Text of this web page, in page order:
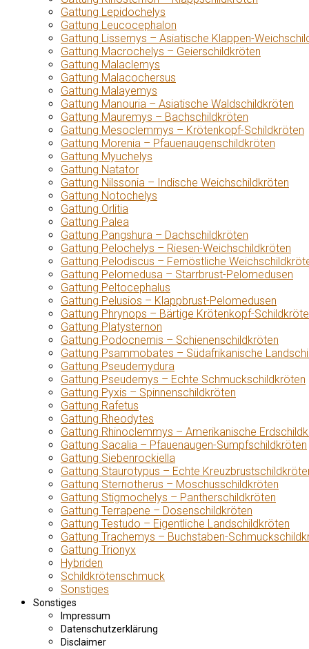
Gattung Lepidochelys
Gattung Leucocephalon
Gattung Lissemys – Asiatische Klappen-
Gattung Macrochelys – Geierschildkröten
Gattung Malaclemys
Gattung Malacochersus
Gattung Malayemys
Gattung Manouria – Asiatische Waldschildkröten
Gattung Mauremys – Bachschildkröten
Gattung Mesoclemmys – Krötenkopf-Schildkröten
Gattung Morenia – Pfauenaugenschildkröten
Gattung Myuchelys
Gattung Natator
Gattung Nilssonia – Indische Weichschildkröten
Gattung Notochelys
Gattung Orlitia
Gattung Palea
Gattung Pangshura – Dachschildkröten
Gattung Pelochelys – Riesen-Weichschildkröten
Gattung Pelodiscus – Fernöstliche
Gattung Pelomedusa – Starrbrust-Pelomedusen
Gattung Peltocephalus
Gattung Pelusios – Klappbrust-Pelomedusen
Gattung Phrynops – Bärtige Krötenkopf-
Gattung Platysternon
Gattung Podocnemis – Schienenschildkröten
Gattung Psammobates – Südafrikanische
Gattung Pseudemydura
Gattung Pseudemys – Echte Schmuckschildkröten
Gattung Pyxis – Spinnenschildkröten
Gattung Rafetus
Gattung Rheodytes
Gattung Rhinoclemmys – Amerikanische
Gattung Sacalia – Pfauenaugen-Sumpfschildkröten
Gattung Siebenrockiella
Gattung Staurotypus – Echte
Gattung Sternotherus – Moschusschildkröten
Gattung Stigmochelys – Pantherschildkröten
Gattung Terrapene – Dosenschildkröten
Gattung Testudo – Eigentliche Landschildkröten
Gattung Trachemys – Buchstaben-
Gattung Trionyx
Hybriden
Schildkrötenschmuck
Sonstiges
Sonstiges
Impressum
Datenschutzerklärung
Disclaimer